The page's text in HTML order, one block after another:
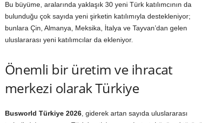
Bu büyüme, aralarında yaklaşık 30 yeni Türk katılımcının da
bulunduğu çok sayıda yeni şirketin katılımıyla destekleniyor;
bunlara Çin, Almanya, Meksika, İtalya ve Tayvan’dan gelen
uluslararası yeni katılımcılar da ekleniyor.
Önemli bir üretim ve ihracat
merkezi olarak Türkiye
Busworld Türkiye 2026 , giderek artan sayıda uluslararası